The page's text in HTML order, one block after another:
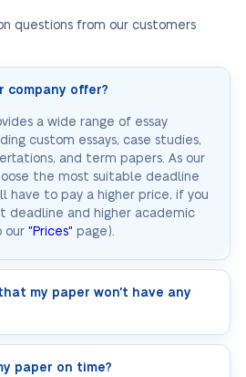
questions from our customers
company offer?
a wide range of essay
custom essays, case studies,
and term papers. As our
the most suitable deadline
have to pay a higher price, if you
deadline and higher academic
our "Prices" page).
my paper won't have any
paper on time?